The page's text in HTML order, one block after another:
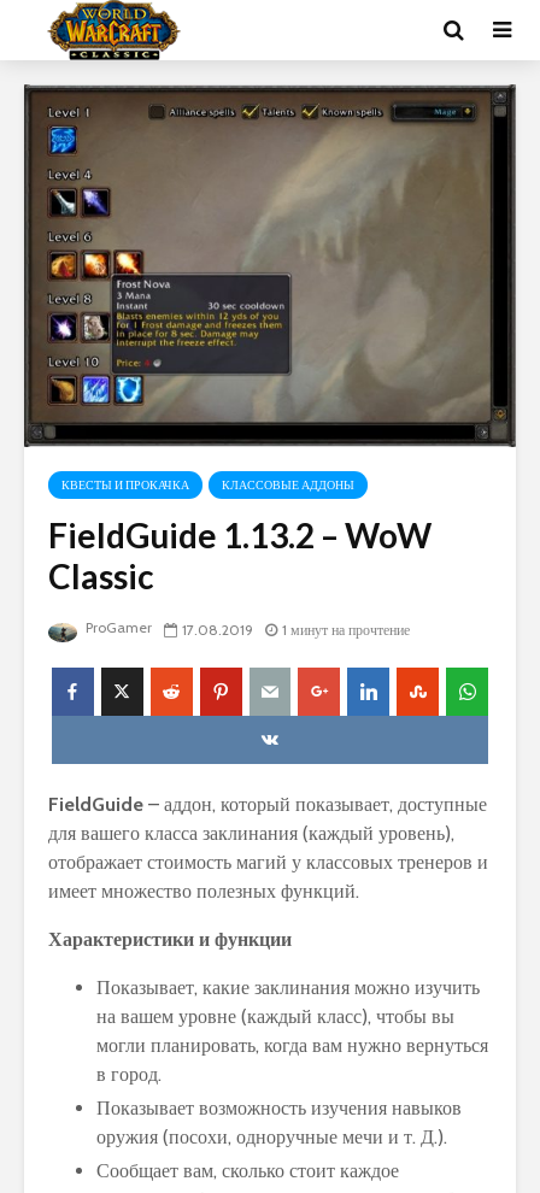
КВЕСТЫ И ПРОКАЧКА КЛАССОВЫЕ АДДОНЫ
FieldGuide 1.13.2 – WoW
Classic
ProGamer 17.08.2019 1 минут на прочтение
FieldGuide – аддон, который показывает, доступные
для вашего класса заклинания (каждый уровень),
отображает стоимость магий у классовых тренеров и
имеет множество полезных функций.
Характеристики и функции
Показывает, какие заклинания можно изучить
на вашем уровне (каждый класс), чтобы вы
могли планировать, когда вам нужно вернуться
в город.
Показывает возможность изучения навыков
оружия (посохи, одноручные мечи и т. Д.).
Сообщает вам, сколько стоит каждое